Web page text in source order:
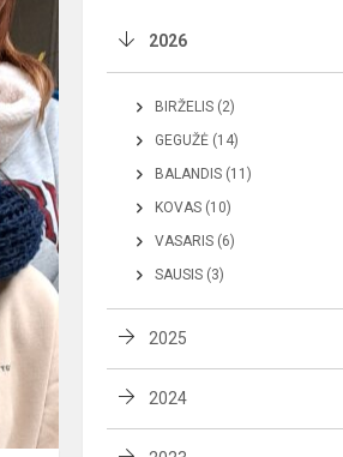
2026
BIRŽELIS (2)
GEGUŽĖ (14)
BALANDIS (11)
KOVAS (10)
VASARIS (6)
SAUSIS (3)
2025
2024